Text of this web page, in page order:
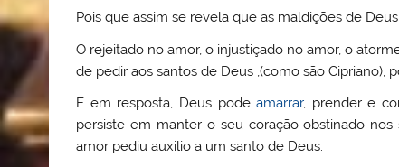
Pois que assim se revela que as maldições de
O rejeitado no amor, o injustiçado no amor, o
de pedir aos santos de Deus ,(como são Cipriano),
E em resposta, Deus podeamarrar, prender e
persiste em manter o seu coração obstinado
amor pediu auxilio a um santo de Deus.